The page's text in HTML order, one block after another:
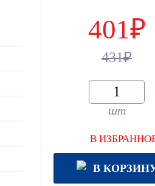
401
431
шт
В
В